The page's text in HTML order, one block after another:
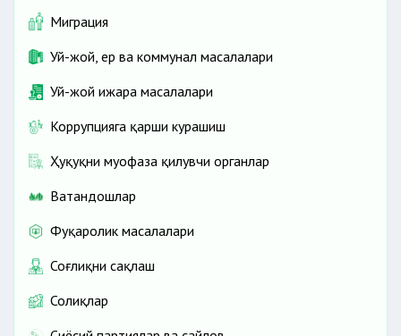
Миграция
Уй-жой, ер ва коммунал масалалари
Уй-жой ижара масалалари
Коррупцияга қарши курашиш
Ҳуқуқни муҳофаза қилувчи органлар
Ватандошлар
Фуқаролик масалалари
Соғлиқни сақлаш
Солиқлар